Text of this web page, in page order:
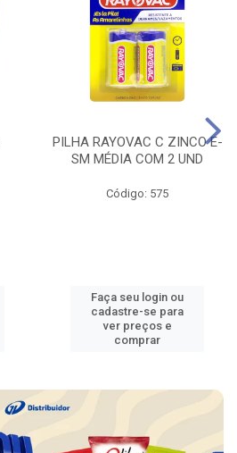
PILHA RAYOVAC C ZINCO E-
SM MÉDIA COM 2 UND
Código: 575
Faça seu login ou
cadastre-se para
ver preços e
comprar